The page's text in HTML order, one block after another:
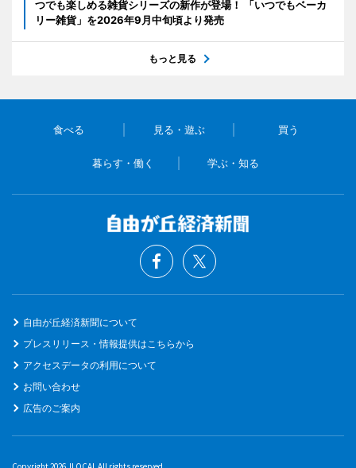
つでも楽しめる雑貨シリーズの新作が登場！ 「いつでもベーカ
リー雑貨」を2026年9月中旬頃より発売
もっと見る
食べる 見る・遊ぶ 買う
暮らす・働く 学ぶ・知る
自由が丘経済新聞について
プレスリリース・情報提供はこちらから
アクセスデータの利用について
お問い合わせ
広告のご案内